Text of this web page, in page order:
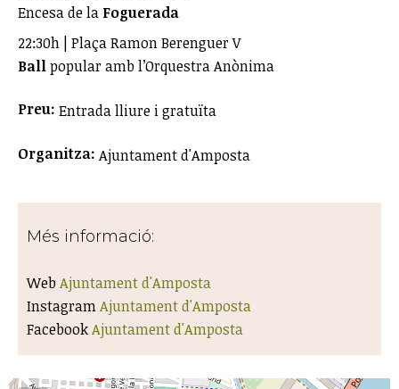
Encesa de la Foguerada
22:30h | Plaça Ramon Berenguer V
Ballpopular amb l’Orquestra Anònima
Preu: Entrada lliure i gratuïta
Organitza: Ajuntament d'Amposta
Més informació:
Web Ajuntament d'Amposta
InstagramAjuntament d'Amposta
FacebookAjuntament d'Amposta